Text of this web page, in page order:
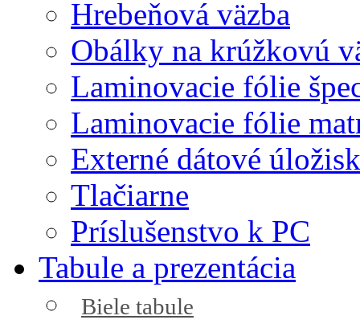
Hrebeňová väzba
Obálky na krúžkovú
Laminovacie fólie
Laminovacie fólie
Externé dátové
Tlačiarne
Príslušenstvo k PC
Tabule a prezentácia
Biele tabule